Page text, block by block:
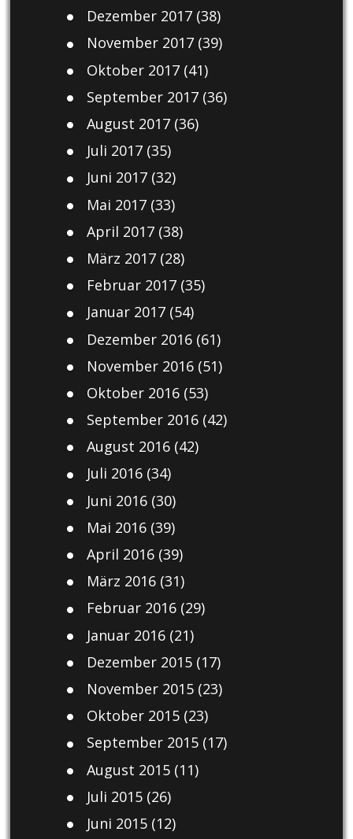
Dezember 2017(38)
November 2017(39)
Oktober 2017(41)
September 2017(36)
August 2017(36)
Juli 2017(35)
Juni 2017(32)
Mai 2017(33)
April 2017(38)
März 2017(28)
Februar 2017(35)
Januar 2017(54)
Dezember 2016(61)
November 2016(51)
Oktober 2016(53)
September 2016(42)
August 2016(42)
Juli 2016(34)
Juni 2016(30)
Mai 2016(39)
April 2016(39)
März 2016(31)
Februar 2016(29)
Januar 2016(21)
Dezember 2015(17)
November 2015(23)
Oktober 2015(23)
September 2015(17)
August 2015(11)
Juli 2015(26)
Juni 2015(12)